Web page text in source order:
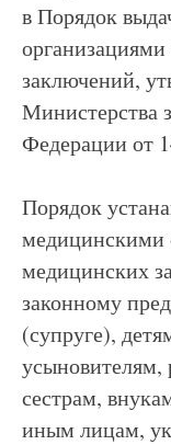
в Порядок
заключений,
Министерства
Федерации от
Порядок
медицинскими
медицинских
законному
(супруге),
сестрам,
иным лицам,